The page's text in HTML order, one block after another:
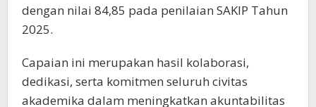
dengan nilai 84,85 pada penilaian SAKIP Tahun
2025.
Capaian ini merupakan hasil kolaborasi,
dedikasi, serta komitmen seluruh civitas
akademika dalam meningkatkan akuntabilitas